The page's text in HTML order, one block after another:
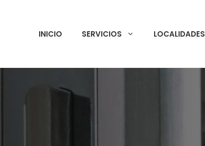
INICIO SERVICIOS LOCALIDADES